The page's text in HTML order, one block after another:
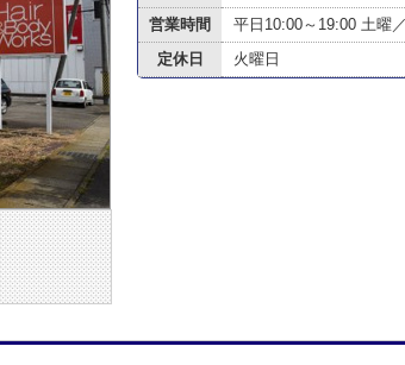
営業時間
平日10:00～19:00 土曜
定休日
火曜日